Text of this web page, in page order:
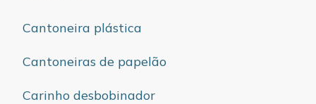
Cantoneira plástica
Cantoneiras de papelão
Carinho desbobinador